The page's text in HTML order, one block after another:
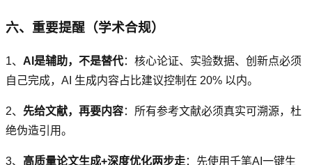
六、重要提醒（学术合规）
1、 AI是辅助，不是替代：核心论证、实验数据、创新点必须
自己完成，AI 生成内容占比建议控制在 20% 以内。
2、 先给文献，再要内容：所有参考文献必须真实可溯源，杜
绝伪造引用。
3、 高质量论文生成+深度优化两步走：先使用千笔AI一键生